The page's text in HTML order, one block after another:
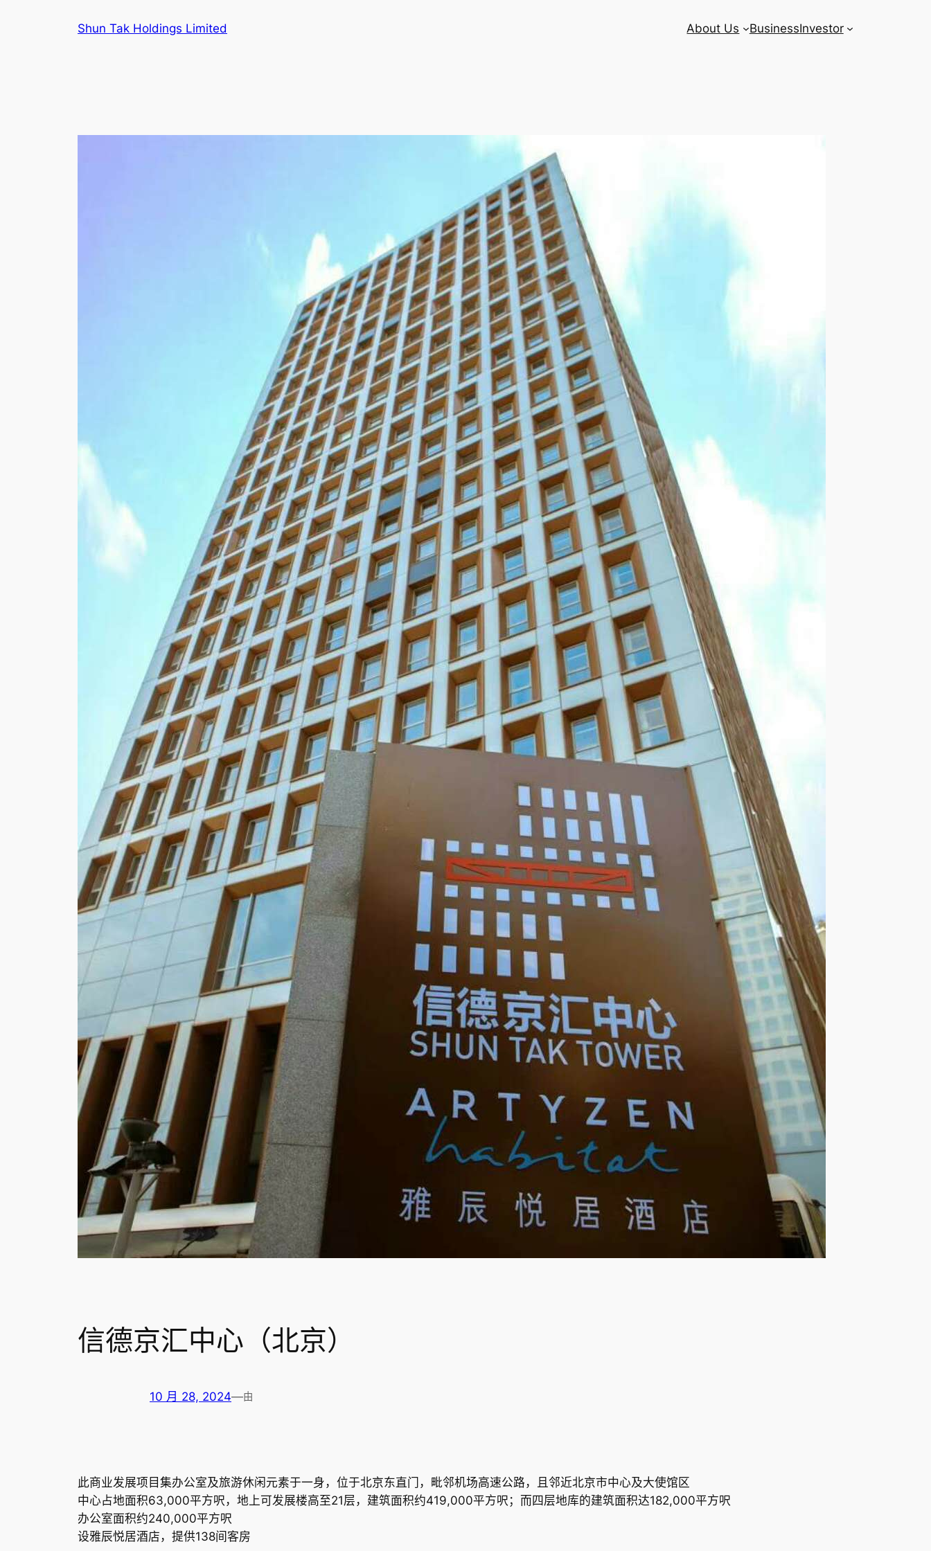
Shun Tak Holdings Limited About Us BusinessInvestor
信德京汇中心（北京）
10 月 28, 2024—由
此商业发展项目集办公室及旅游休闲元素于一身，位于北京东直门，毗邻机场高速公路，且邻近北京市中心及大使馆区
中心占地面积63,000平方呎，地上可发展楼高至21层，建筑面积约419,000平方呎；而四层地库的建筑面积达182,000平方呎
办公室面积约240,000平方呎
设雅辰悦居酒店，提供138间客房